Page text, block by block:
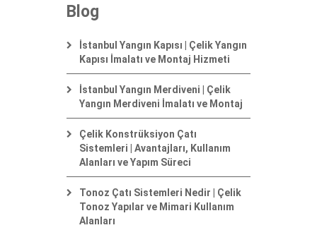
Blog
İstanbul Yangın Kapısı | Çelik Yangın
Kapısı İmalatı ve Montaj Hizmeti
İstanbul Yangın Merdiveni | Çelik
Yangın Merdiveni İmalatı ve Montaj
Çelik Konstrüksiyon Çatı
Sistemleri | Avantajları, Kullanım
Alanları ve Yapım Süreci
Tonoz Çatı Sistemleri Nedir | Çelik
Tonoz Yapılar ve Mimari Kullanım
Alanları